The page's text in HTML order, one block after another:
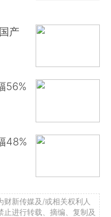
产
56%
48%
新传媒及/或相关权利人
进行转载、摘编、复制及